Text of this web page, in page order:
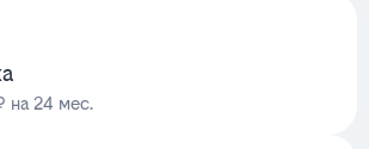
на 24 мес.